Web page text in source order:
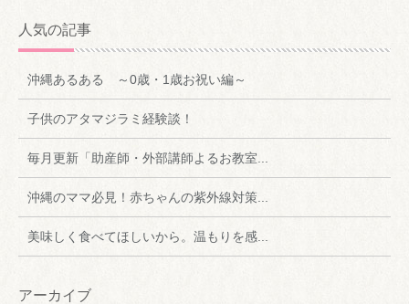
人気の記事
沖縄あるある ～0歳・1歳お祝い編～
子供のアタマジラミ経験談！
毎月更新「助産師・外部講師よるお教室...
沖縄のママ必見！赤ちゃんの紫外線対策...
美味しく食べてほしいから。温もりを感...
アーカイブ